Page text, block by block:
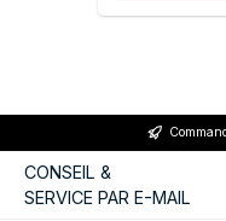
CONSEIL &
SERVICE PAR E-MAIL